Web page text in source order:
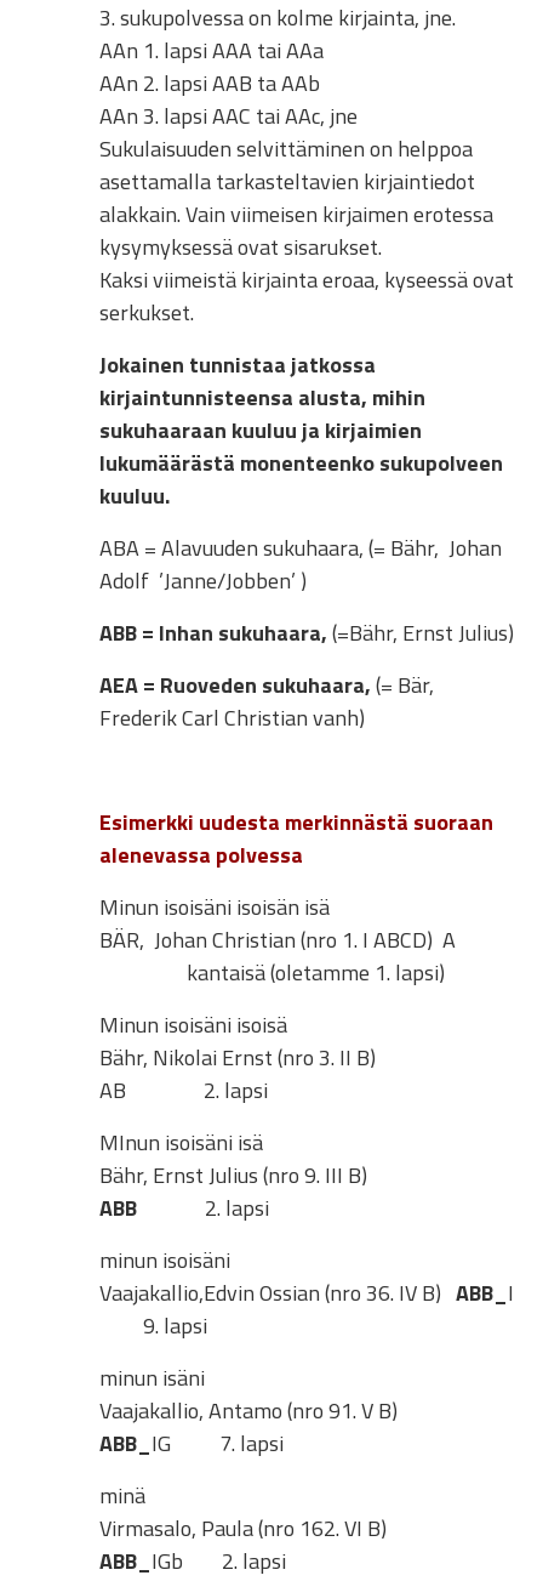
3. sukupolvessa on kolme kirjainta, jne.
AAn 1. lapsi AAA tai AAa
AAn 2. lapsi AAB ta AAb
AAn 3. lapsi AAC tai AAc, jne
Sukulaisuuden selvittäminen on helppoa
asettamalla tarkasteltavien kirjaintiedot
alakkain. Vain viimeisen kirjaimen erotessa
kysymyksessä ovat sisarukset.
Kaksi viimeistä kirjainta eroaa, kyseessä ovat
serkukset.
Jokainen tunnistaa jatkossa
kirjaintunnisteensa alusta, mihin
sukuhaaraan kuuluu ja kirjaimien
lukumäärästä monenteenko sukupolveen
kuuluu.
ABA = Alavuuden sukuhaara, (= Bähr, Johan
Adolf ’Janne/Jobben’ )
ABB = Inhan sukuhaara,(=Bähr, Ernst Julius)
AEA = Ruoveden sukuhaara,(= Bär,
Frederik Carl Christian vanh)
Esimerkki uudesta merkinnästä suoraan
alenevassa polvessa
Minun isoisäni isoisän isä
BÄR, Johan Christian (nro 1. I ABCD) A
kantaisä (oletamme 1. lapsi)
Minun isoisäni isoisä
Bähr, Nikolai Ernst (nro 3. II B)
AB 2. lapsi
MInun isoisäni isä
Bähr, Ernst Julius (nro 9. III B)
ABB 2. lapsi
minun isoisäni
Vaajakallio,Edvin Ossian (nro 36. IV B)ABB_ I
9. lapsi
minun isäni
Vaajakallio, Antamo (nro 91. V B)
ABB_ IG 7. lapsi
minä
Virmasalo, Paula (nro 162. VI B)
ABB_ IGb 2. lapsi